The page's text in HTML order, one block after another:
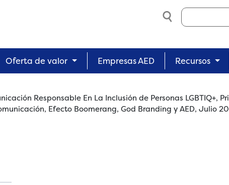
Search
Oferta de valor Empresas AED Recursos
Responsable En La Inclusión de Personas LGBTIQ+,
Efecto Boomerang, God Branding y AED, Julio